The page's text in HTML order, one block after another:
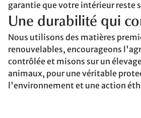
garantie que votre intérieur reste
Une durabilité qui
Nous utilisons des matières
renouvelables, encourageons
contrôlée et misons sur un
animaux, pour une véritable
l'environnement et une action